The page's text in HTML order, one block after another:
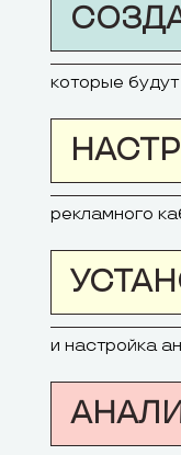
которые
рекламного
и настройка